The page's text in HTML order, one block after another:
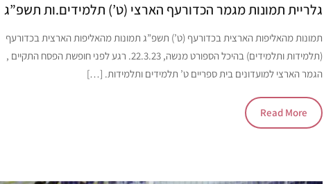
גלריית תמונות מגמר הכדורעף הארצי (ט’) תלמידים.ות תשפ”ג
תמונות מהאליפות הארצית בכדורעף (ט’) תשפ”ג תמונות מהאליפות הארצית בכדורעף
(תלמידות ותלמידים) בהיכל הספורט מנשה, 22.3.23. רגע לפני חופשת הפסח התקיים ,
הגמר הארצי למועדונים בית ספריים ט’ תלמידים ותלמידות. […]
Read More